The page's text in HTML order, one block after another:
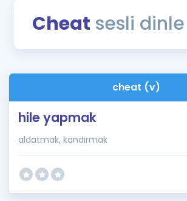
Blog
İngilizce Gramer
Cheat sesli dinle
cheat (v)
hile yapmak
aldatmak, kandırmak